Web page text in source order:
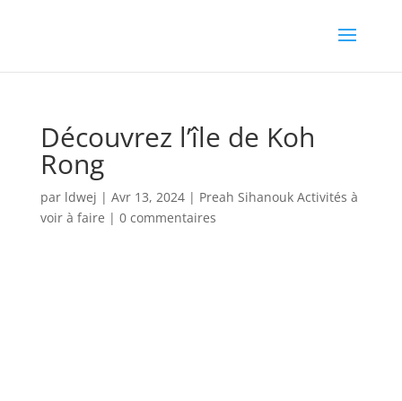
Découvrez l’île de Koh
Rong
par ldwej | Avr 13, 2024| Preah Sihanouk Activités à
voir à faire | 0 commentaires